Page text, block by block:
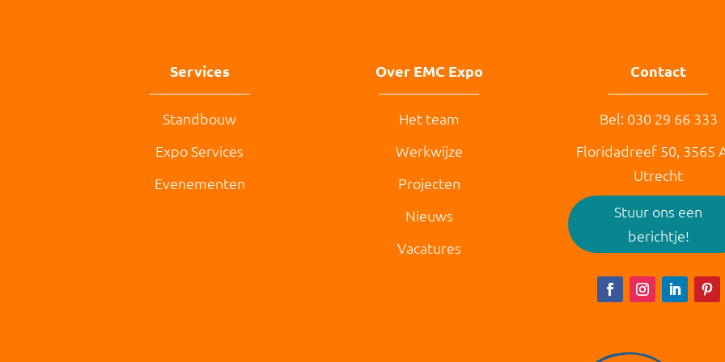
Services
Standbouw
Expo Services
Evenementen
Over EMC Expo
Het team
Werkwijze
Projecten
Nieuws
Vacatures
Contact
Bel: 030 29 66 333
Floridadreef 50, 3565
Utrecht
Stuur ons een
berichtje!